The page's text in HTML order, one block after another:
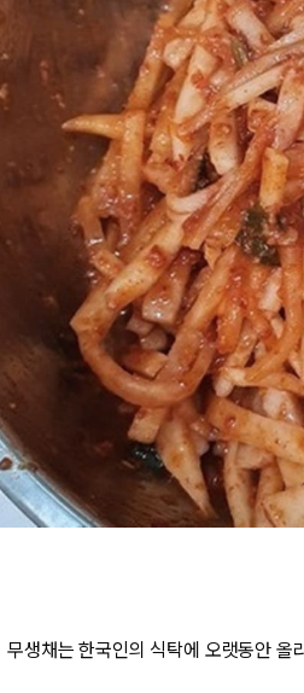
무생채는 한국인의 식탁에 오랫동안 올